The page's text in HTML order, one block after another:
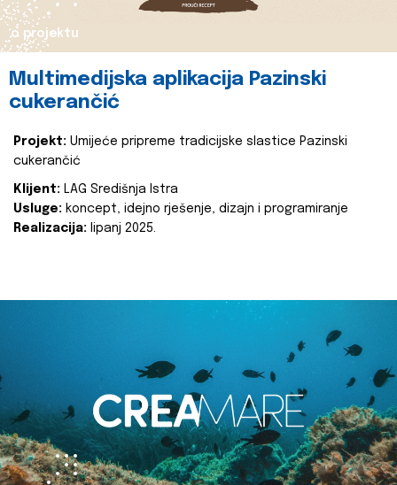
o projektu
Multimedijska aplikacija Pazinski
cukerančić
Projekt: Umijeće pripreme tradicijske slastice Pazinski
cukerančić
Klijent: LAG Središnja Istra
Usluge: koncept, idejno rješenje, dizajn i programiranje
Realizacija: lipanj 2025.